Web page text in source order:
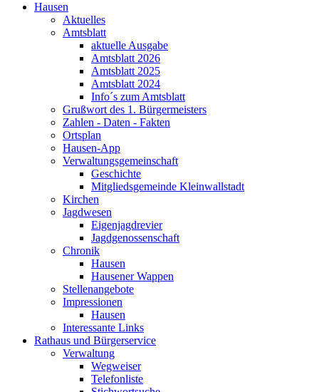
Hausen
Aktuelles
Amtsblatt
aktuelle Ausgabe
Amtsblatt 2026
Amtsblatt 2025
Amtsblatt 2024
Info´s zum Amtsblatt
Grußwort des 1. Bürgermeisters
Zahlen - Daten - Fakten
Ortsplan
Hausen-App
Verwaltungsgemeinschaft
Geschichte
Mitgliedsgemeinde Kleinwallstadt
Kirchen
Jagdwesen
Eigenjagdrevier
Jagdgenossenschaft
Chronik
Hausen
Hausener Wappen
Stellenangebote
Impressionen
Hausen
Interessante Links
Rathaus und Bürgerservice
Verwaltung
Wegweiser
Telefonliste